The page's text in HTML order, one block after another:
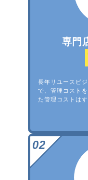
専門
長年リユースビ
で、管理コスト
た管理コストは